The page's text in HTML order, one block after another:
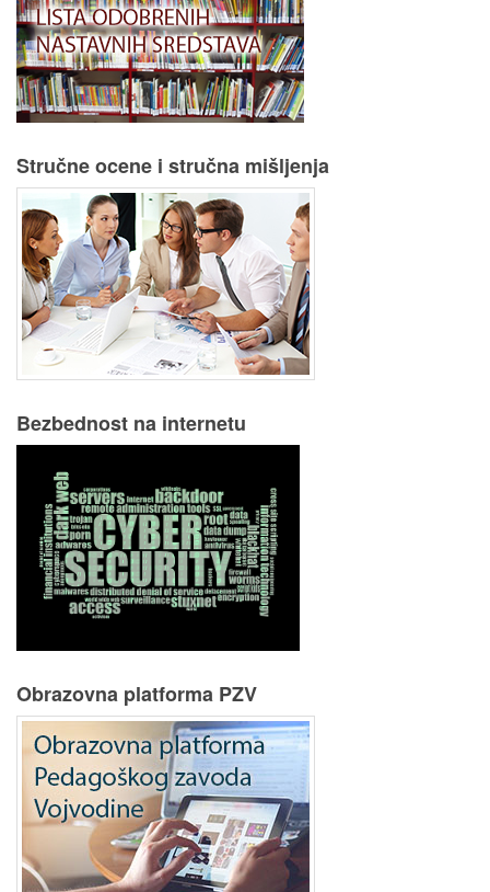
Stručne ocene i stručna mišljenja
Bezbednost na internetu
Obrazovna platforma PZV